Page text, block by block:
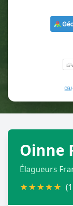
Oinne
Élagueurs
★★★★★